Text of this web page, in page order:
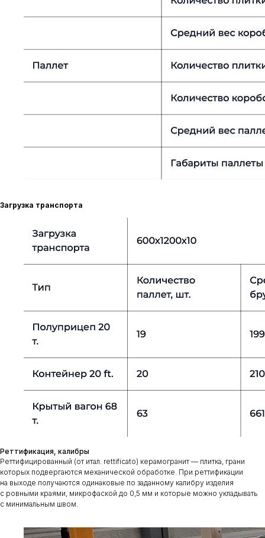
Загрузка транспорта
Реттификация, калибры
Реттифицированный (от итал. rettificato) керамогранит — плитка, грани
которых подвергаются механической обработке. При реттификации
на выходе получаются одинаковые по заданному калибру изделия
с ровными краями, микрофаской до 0,5 мм и которые можно укладывать
с минимальным швом.